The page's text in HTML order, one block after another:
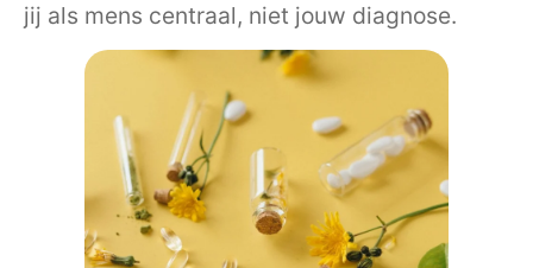
jij als mens centraal, niet jouw diagnose.